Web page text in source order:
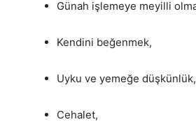
Günah işlemeye meyilli
Kendini beğenmek,
Uyku ve yemeğe düşkünlük,
Cehalet,